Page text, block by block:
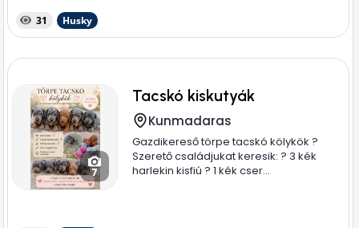
31 Husky
7
Tacskó kiskutyák
Kunmadaras
Gazdikereső törpe tacskó kölykök ?
Szerető családjukat keresik: ? 3 kék
harlekin kisfiú ? 1 kék cser...